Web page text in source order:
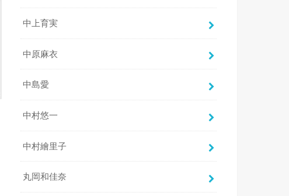
中上育実
中原麻衣
中島愛
中村悠一
中村繪里子
丸岡和佳奈